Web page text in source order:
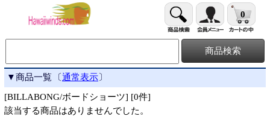
0
▼商品一覧 〔通常表示〕
[BILLABONG/ボードショーツ] [0件]
該当する商品はありませんでした。